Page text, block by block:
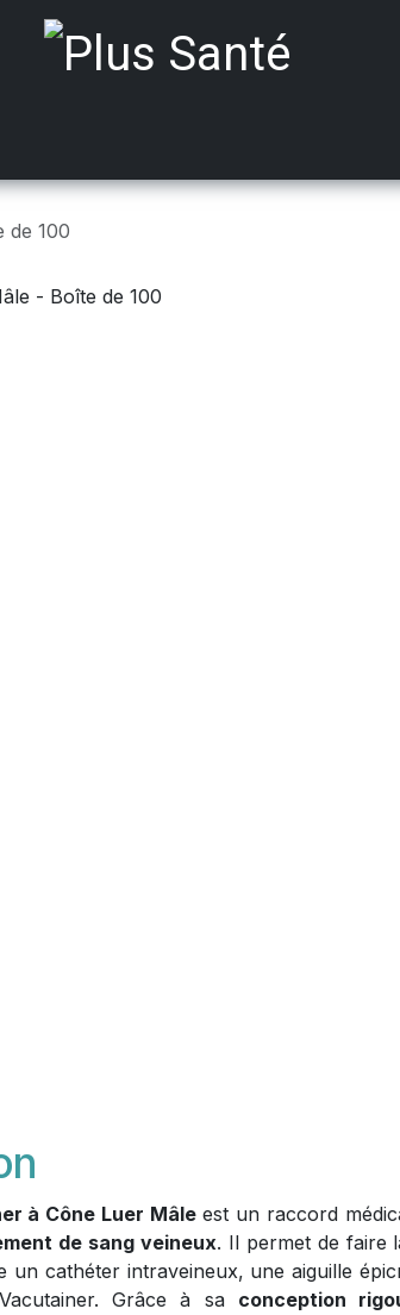
de 100
à Cône Luer Mâleest un raccord
de sang veineux. Il permet de faire
un cathéter intraveineux, une aiguille
Grâce à sa conception